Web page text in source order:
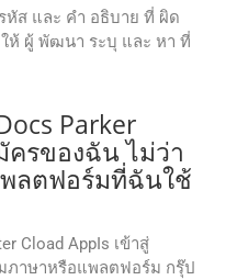
หัส และ คํา อธิบาย ที่ ผิด
ห้ ผู้ พัฒนา ระบุ และ หา ที่
Parker
ครของฉัน ไม่ว่า
ลตฟอร์มที่ฉันใช้
Cload AppIs เข้าสู่
ภาษาหรือแพลตฟอร์ม กรุ๊ป